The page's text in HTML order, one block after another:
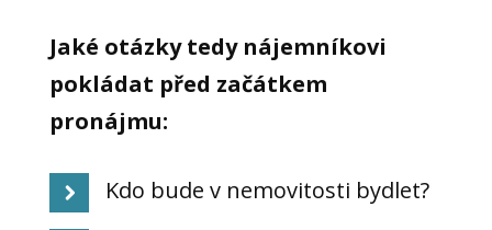
Jaké otázky tedy nájemníkovi
pokládat před začátkem
pronájmu:
Kdo bude v nemovitosti bydlet?